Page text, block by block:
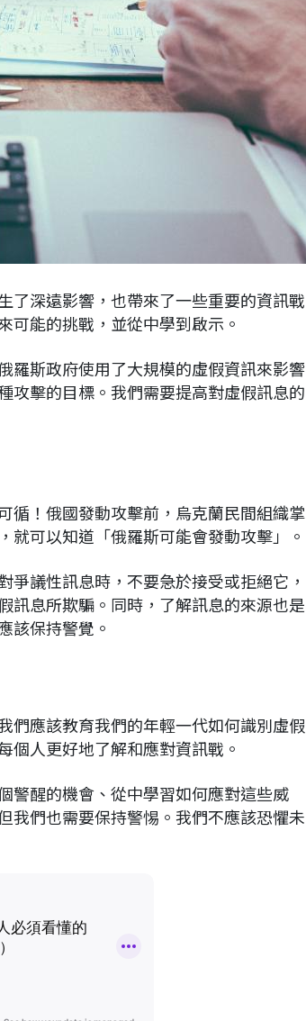
了深遠影響，也帶來了一些重要的資訊戰
可能的挑戰，並從中學到啟示。
羅斯政府使用了大規模的虛假資訊來影響
攻擊的目標。我們需要提高對虛假訊息的
循！俄國發動攻擊前，烏克蘭民間組織掌
可以知道「俄羅斯可能會發動攻擊」。
議性訊息時，不要急於接受或拒絕它，
訊息所欺騙。同時，了解訊息的來源也是
該保持警覺。
們應該教育我們的年輕一代如何識別虛假
個人更好地了解和應對資訊戰。
警醒的機會、從中學習如何應對這些威
我們也需要保持警惕。我們不應該恐懼未